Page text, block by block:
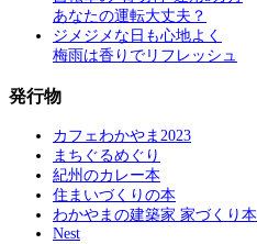
あなたの運転大丈夫？
ジメジメな日も心地よく
梅雨は香りでリフレッシュ
発行物
カフェわかやま2023
まちぐるめぐり
紀州のカレー本
住まいづくりの本
わかやまの建築家 家づくり本
Nest